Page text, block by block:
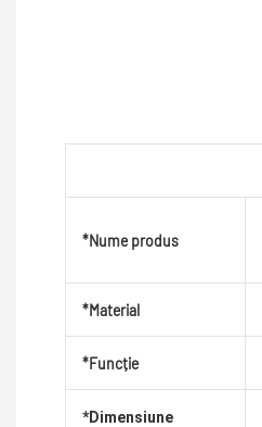
*Nume produs
*Material
*Funcție
*Dimensiune